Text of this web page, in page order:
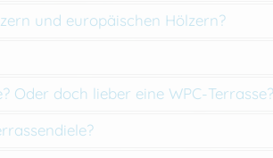
und europäischen Hölzern?
Oder doch lieber eine WPC-